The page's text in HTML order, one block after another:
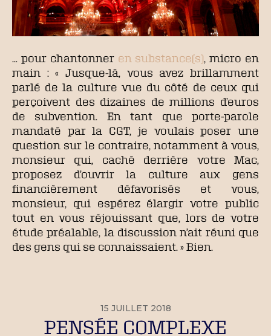
… pour chantonner en substance(s) , micro en
main : « Jusque-là, vous avez brillamment
parlé de la culture vue du côté de ceux qui
perçoivent des dizaines de millions d’euros
de subvention. En tant que porte-parole
mandaté par la CGT, je voulais poser une
question sur le contraire, notamment à vous,
monsieur qui, caché derrière votre Mac,
proposez d’ouvrir la culture aux gens
financièrement défavorisés et vous,
monsieur, qui espérez élargir votre public
tout en vous réjouissant que, lors de votre
étude préalable, la discussion n’ait réuni que
des gens qui se connaissaient. » Bien.
15 JUILLET 2018
PENSÉE COMPLEXE